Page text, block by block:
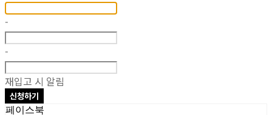
-
-
재입고 시 알림
신청하기
페이스북